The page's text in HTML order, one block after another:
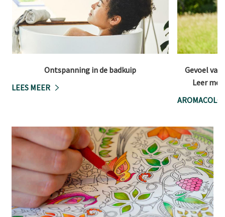
Ontspanning in de badkuip
LEES MEER
Gevoel
Leer